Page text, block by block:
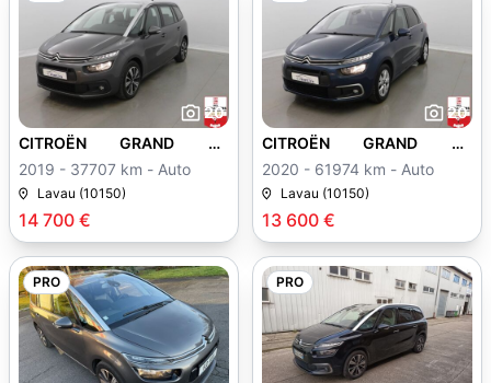
20
14 700 €
CITROËN GRAND C4
SPACETOURER
2019 - 37707 km - Auto
Lavau (10150)
20
13 600 €
CITROËN GRAND C4
SPACETOURER
2020 - 61974 km - Auto
Lavau (10150)
PRO PRO